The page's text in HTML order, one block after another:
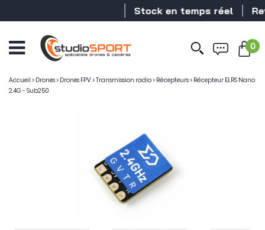
Stock en temps réel
menu
0
Accueil > Drones> Drones FPV>Transmission radio> Récepteurs> Récepteur ELRS Nano
2.4G - Sub250